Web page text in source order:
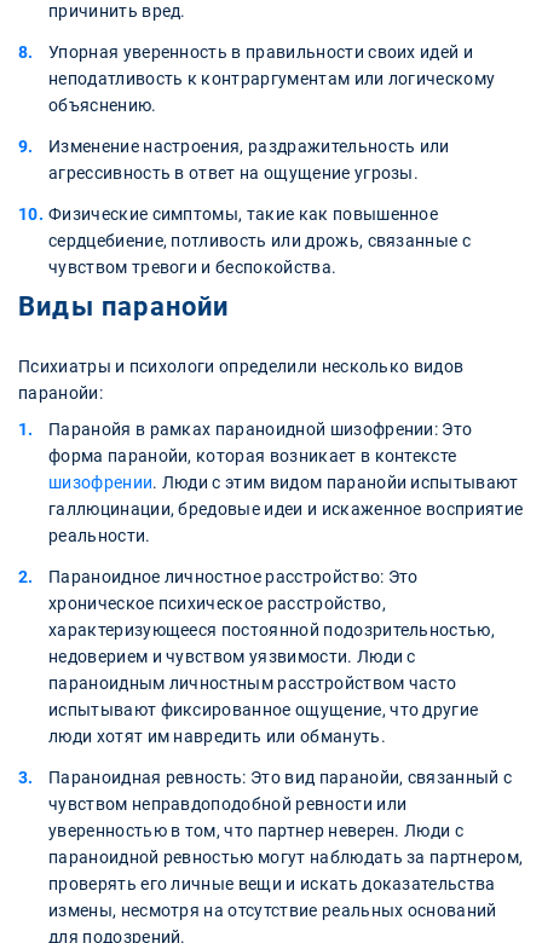
причинить вред.
Упорная уверенность в правильности своих идей и
неподатливость к контраргументам или логическому
объяснению.
Изменение настроения, раздражительность или
агрессивность в ответ на ощущение угрозы.
Физические симптомы, такие как повышенное
сердцебиение, потливость или дрожь, связанные с
чувством тревоги и беспокойства.
Виды паранойи
Психиатры и психологи определили несколько видов
паранойи:
Паранойя в рамках параноидной шизофрении: Это
форма паранойи, которая возникает в контексте
шизофрении. Люди с этим видом паранойи испытывают
галлюцинации, бредовые идеи и искаженное восприятие
реальности.
Параноидное личностное расстройство: Это
хроническое психическое расстройство,
характеризующееся постоянной подозрительностью,
недоверием и чувством уязвимости. Люди с
параноидным личностным расстройством часто
испытывают фиксированное ощущение, что другие
люди хотят им навредить или обмануть.
Параноидная ревность: Это вид паранойи, связанный с
чувством неправдоподобной ревности или
уверенностью в том, что партнер неверен. Люди с
параноидной ревностью могут наблюдать за партнером,
проверять его личные вещи и искать доказательства
измены, несмотря на отсутствие реальных оснований
для подозрений.